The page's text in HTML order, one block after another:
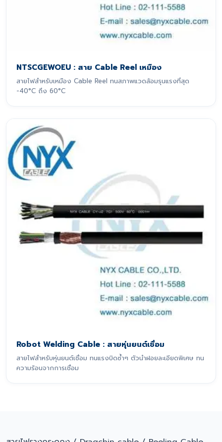
NTSCGEWOEU : สาย Cable Reel เหมือง
สายไฟสำหรับเหมือง Cable Reel ทนสภาพแวดล้อมรุนแรงที่สุด
-40°C ถึง 60°C
Robot Welding Cable : สายหุ่นยนต์เชื่อม
สายไฟสำหรับหุ่นยนต์เชื่อม ทนแรงบิดซ้ำๆ ตัวนำฝอยละเอียดพิเศษ ทน
ความร้อนจากการเชื่อม